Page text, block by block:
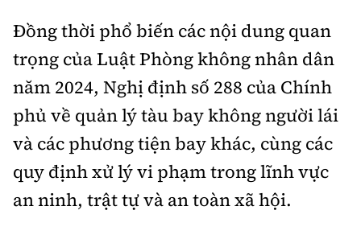
Đồng thời phổ biến các nội dung quan
trọng của Luật Phòng không nhân dân
năm 2024, Nghị định số 288 của Chính
phủ về quản lý tàu bay không người lái
và các phương tiện bay khác, cùng các
quy định xử lý vi phạm trong lĩnh vực
an ninh, trật tự và an toàn xã hội.